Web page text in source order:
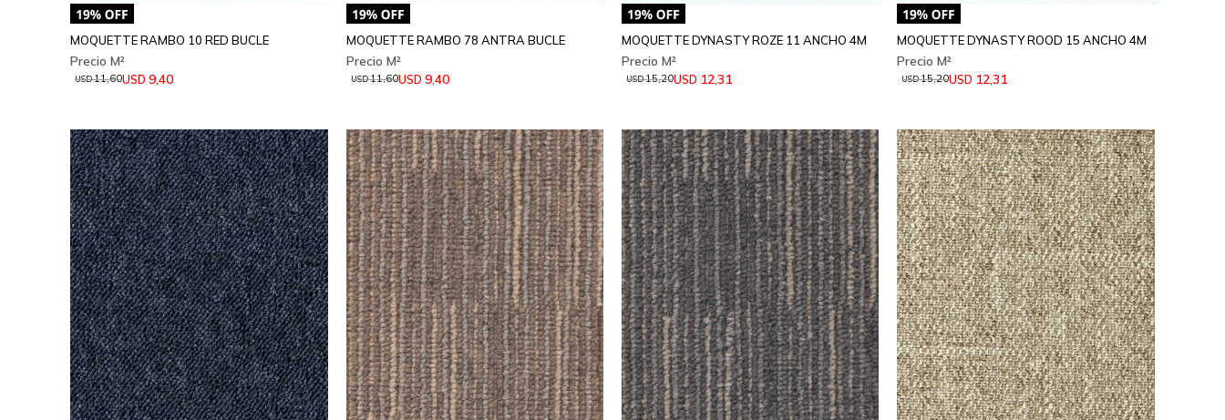
MOQUETTE RAMBO 10 RED BUCLE
USD 9,40
USD11,60
MOQUETTE RAMBO 78 ANTRA BUCLE
USD 9,40
USD11,60
MOQUETTE DYNASTY ROZE 11 ANCHO 4M
USD 12,31
USD15,20
MOQUETTE DYNASTY ROOD 15 ANCHO 4M
USD 12,31
USD15,20